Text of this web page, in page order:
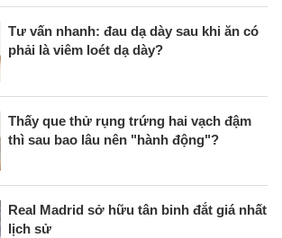
Tư vấn nhanh: đau dạ dày sau khi ăn có
phải là viêm loét dạ dày?
Thấy que thử rụng trứng hai vạch đậm
thì sau bao lâu nên "hành động"?
Real Madrid sở hữu tân binh đắt giá nhất
lịch sử